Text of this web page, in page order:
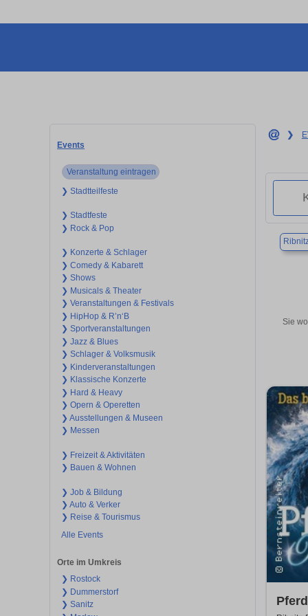
Events
Veranstaltung eintragen
❯ Stadtteilfeste
❯ Stadtfeste
❯ Rock & Pop
❯ Konzerte & Schlager
❯ Comedy & Kabarett
❯ Shows
❯ Musicals & Theater
❯ Veranstaltungen & Festivals
❯ HipHop & R’n‘B
❯ Sportveranstaltungen
❯ Jazz & Blues
❯ Schlager & Volksmusik
❯ Kinderveranstaltungen
❯ Klassische Konzerte
❯ Hard & Heavy
❯ Opern & Operetten
❯ Ausstellungen & Museen
❯ Messen
❯ Freizeit & Aktivitäten
❯ Bauen & Wohnen
❯ Job & Bildung
❯ Auto & Verker
❯ Reise & Tourismus
Alle Events
Orte im Umkreis
❯ Rostock
❯ Dummerstorf
❯ Sanitz
❯
Sie